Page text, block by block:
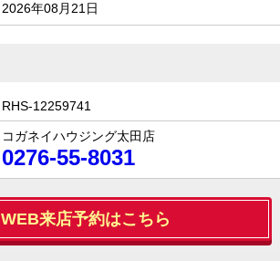
2026年08月21日
RHS-12259741
コガネイハウジング太田店
0276-55-8031
WEB来店予約はこちら